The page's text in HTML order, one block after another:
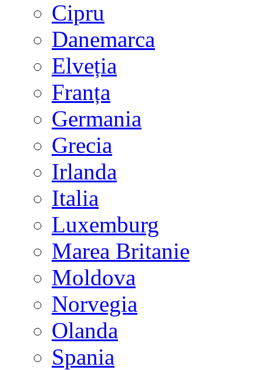
Cipru
Danemarca
Elveția
Franța
Germania
Grecia
Irlanda
Italia
Luxemburg
Marea Britanie
Moldova
Norvegia
Olanda
Spania